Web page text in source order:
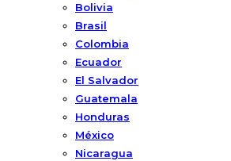
Bolivia
Brasil
Colombia
Ecuador
El Salvador
Guatemala
Honduras
México
Nicaragua